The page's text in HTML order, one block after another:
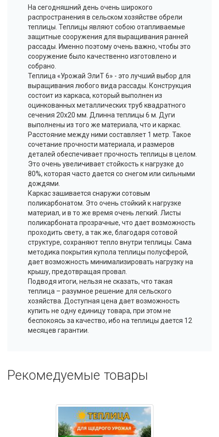
На сегодняшний день очень широкого
распространения в сельском хозяйстве обрели
теплицы. Теплицы являют собою отапливаемые
защитные сооружения для выращивания ранней
рассады. Именно поэтому очень важно, чтобы это
сооружение было качественно изготовлено и
собрано.
Теплица «Урожай ЭлиТ6» - это лучший выбор для
выращивания любого вида рассады. Конструкция
состоит из каркаса, который выполнен из
оцинкованных металлических труб квадратного
сечения 20x20 мм. Длинна теплицы 6 м. Дуги
выполнены из того же материала, что и каркас.
Расстояние между ними составляет 1 метр. Такое
сочетание прочности материала, и размеров
деталей обеспечивает прочность теплицы в целом.
Это очень увеличивает стойкость к нагрузке до
80%, которая часто дается со снегом или сильными
дождями.
Каркас зашивается снаружи сотовым
поликарбонатом. Это очень стойкий к нагрузке
материал, и в то же время очень легкий. Листы
поликарбоната прозрачные, что дает возможность
проходить свету, а так же, благодаря сотовой
структуре, сохраняют тепло внутри теплицы. Сама
методика покрытия купола теплицы полусферой,
дает возможность минимализировать нагрузку на
крышу, предотвращая провал.
Подводя итоги, нельзя не сказать, что такая
теплица – разумное решение для сельского
хозяйства. Доступная цена дает возможность
купить не одну единицу товара, при этом не
беспокоясь за качество, ибо на теплицы дается 12
месяцев гарантии.
Рекомедуемые товары